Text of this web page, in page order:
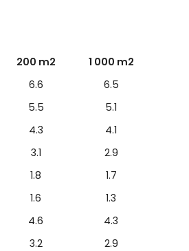
200 m2
1 000 m2
6.6
6.5
5.5
5.1
4.3
4.1
3.1
2.9
1.8
1.7
1.6
1.3
4.6
4.3
3.2 2.9